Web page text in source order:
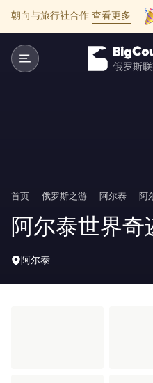
朝向与旅行社合作 查看更多
首页 俄罗斯之游 阿尔泰 阿
阿尔泰世界奇
阿尔泰